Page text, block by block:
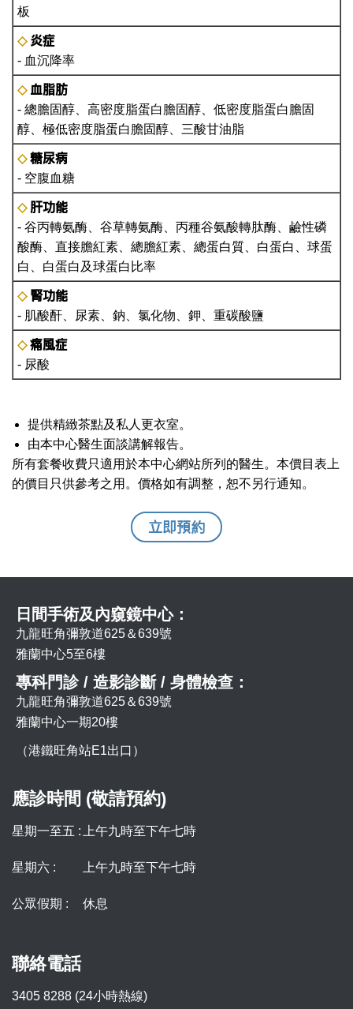
板
◇ 炎症
- 血沉降率
◇ 血脂肪
- 總膽固醇、高密度脂蛋白膽固醇、低密度脂蛋白膽固
醇、極低密度脂蛋白膽固醇、三酸甘油脂
◇ 糖尿病
- 空腹血糖
◇ 肝功能
- 谷丙轉氨酶、谷草轉氨酶、丙種谷氨酸轉肽酶、鹼性磷
酸酶、直接膽紅素、總膽紅素、總蛋白質、白蛋白、球蛋
白、白蛋白及球蛋白比率
◇ 腎功能
- 肌酸酐、尿素、鈉、氯化物、鉀、重碳酸鹽
◇ 痛風症
- 尿酸
提供精緻茶點及私人更衣室。
由本中心醫生面談講解報告。
所有套餐收費只適用於本中心網站所列的醫生。本價目表上
的價目只供參考之用。價格如有調整，恕不另行通知。
立即預約
日間手術及內窺鏡中心：
九龍旺角彌敦道625＆639號
雅蘭中心5至6樓
專科門診 / 造影診斷 / 身體檢查：
九龍旺角彌敦道625＆639號
雅蘭中心一期20樓
（港鐵旺角站E1出口）
應診時間 (敬請預約)
星期一至五 : 上午九時至下午七時
星期六 : 上午九時至下午七時
公眾假期 : 休息
聯絡電話
3405 8288 (24小時熱線)